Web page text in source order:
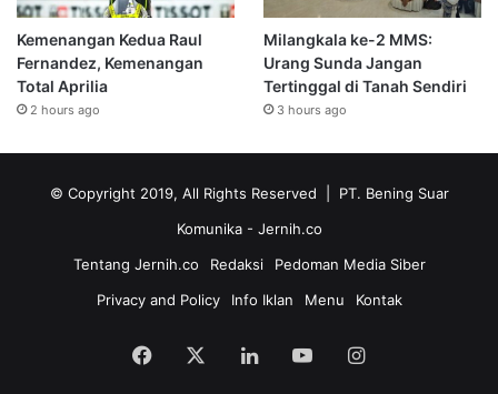
Kemenangan Kedua Raul
Fernandez, Kemenangan
Total Aprilia
2 hours ago
Milangkala ke-2 MMS:
Urang Sunda Jangan
Tertinggal di Tanah Sendiri
3 hours ago
© Copyright 2019, All Rights Reserved | PT. Bening Suar
Komunika - Jernih.co
Tentang Jernih.co
Redaksi
Pedoman Media Siber
Privacy and Policy
Info Iklan Menu Kontak
Facebook LinkedInYouTubeInstagram